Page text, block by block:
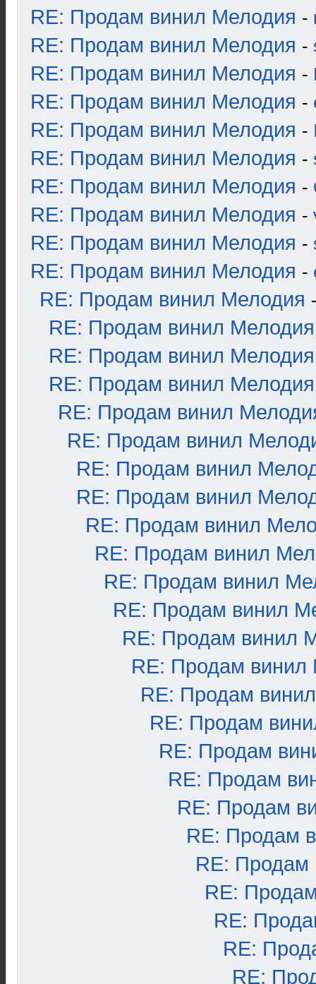
RE: Продам винил Мелодия -
RE: Продам винил Мелодия -
RE: Продам винил Мелодия -
RE: Продам винил Мелодия -
RE: Продам винил Мелодия -
RE: Продам винил Мелодия -
RE: Продам винил Мелодия -
RE: Продам винил Мелодия -
RE: Продам винил Мелодия -
RE: Продам винил Мелодия -
RE: Продам винил Мелодия
RE: Продам винил Мелодия
RE: Продам винил Мелодия
RE: Продам винил Мелодия
RE: Продам винил
RE: Продам винил
RE: Продам винил
RE: Продам винил
RE: Продам винил
RE: Продам винил
RE: Продам винил
RE: Продам винил
RE: Продам винил
RE: Продам винил
RE: Продам
RE: Продам
RE: Продам
RE: Продам
RE: Продам
RE: Продам
RE: Продам
RE:
RE:
RE:
RE: